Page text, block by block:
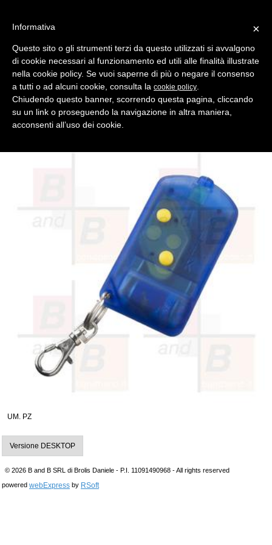
Indietro
TELECOMANDI ROLLING CODE > INTERPRINT PCB
telecomando interprint pcb tx klik mhz 443.92 rolling code
Telecomando cancello INTERPRINT PCB TX KLIK, frequenza
UM. PZ
Versione DESKTOP
© 2026 B and B SRL di Brolis Daniele - P.I. 11091490968 - All rights reserved
powered webExpress by RSoft
×
Informativa
Questo sito o gli strumenti terzi da questo utilizzati si avvalgono
di cookie necessari al funzionamento ed utili alle finalità illustrate
nella cookie policy. Se vuoi saperne di più o negare il consenso
a tutti o ad alcuni cookie, consulta la cookie policy
Chiudendo questo banner, scorrendo questa pagina, cliccando
su un link o proseguendo la navigazione in altra maniera,
acconsenti all’uso dei cookie.